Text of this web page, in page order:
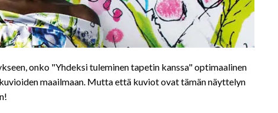
onko "Yhdeksi tuleminen tapetin kanssa" optimaalinen
maailmaan. Mutta että kuviot ovat tämän näyttelyn